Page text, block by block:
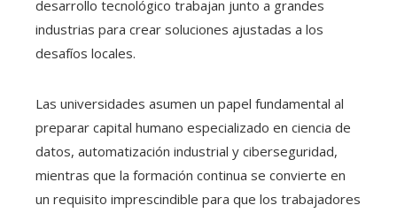
desarrollo tecnológico trabajan junto a grandes
industrias para crear soluciones ajustadas a los
desafíos locales.
Las universidades asumen un papel fundamental al
preparar capital humano especializado en ciencia de
datos, automatización industrial y ciberseguridad,
mientras que la formación continua se convierte en
un requisito imprescindible para que los trabajadores